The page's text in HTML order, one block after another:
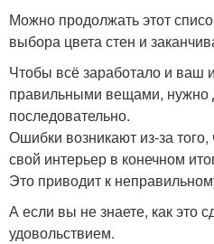
Можно продолжать этот
выбора цвета стен и
Чтобы всё заработало и ваш
правильными вещами, нужно
последовательно.
Ошибки возникают из-за
свой интерьер в конечном
Это приводит к
А если вы не знаете, как это
удовольствием.